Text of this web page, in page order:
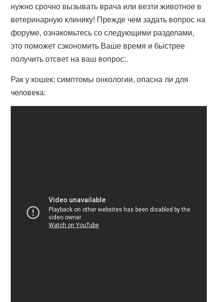
нужно срочно вызывать врача или везти животное в
ветеринарную клинику! Прежде чем задать вопрос на
форуме, ознакомьтесь со следующими разделами,
это поможет сэкономить Ваше время и быстрее
получить отсвет на ваш вопрос:.
Рак у кошек: симптомы онкологии, опасна ли для
человека: